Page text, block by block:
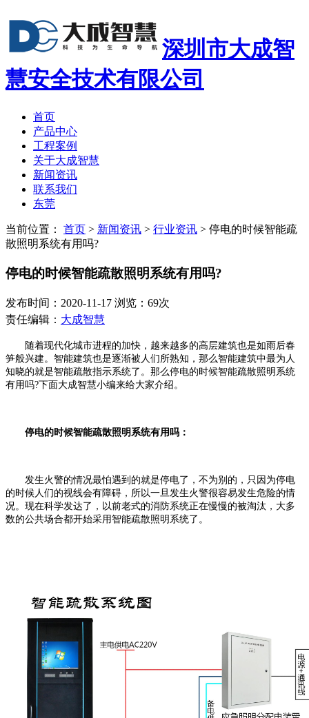
深圳市大成智
慧安全技术有限公司
首页
产品中心
工程案例
关于大成智慧
新闻资讯
联系我们
东莞
当前位置： 首页 > 新闻资讯 > 行业资讯 > 停电的时候智能疏
散照明系统有用吗?
停电的时候智能疏散照明系统有用吗?
发布时间：2020-11-17 浏览：69次
责任编辑： 大成智慧
随着现代化城市进程的加快，越来越多的高层建筑也是如雨后春
笋般兴建。智能建筑也是逐渐被人们所熟知，那么智能建筑中最为人
知晓的就是智能疏散指示系统了。那么停电的时候智能疏散照明系统
有用吗?下面大成智慧小编来给大家介绍。
停电的时候智能疏散照明系统有用吗：
发生火警的情况最怕遇到的就是停电了，不为别的，只因为停电
的时候人们的视线会有障碍，所以一旦发生火警很容易发生危险的情
况。现在科学发达了，以前老式的消防系统正在慢慢的被淘汰，大多
数的公共场合都开始采用智能疏散照明系统了。